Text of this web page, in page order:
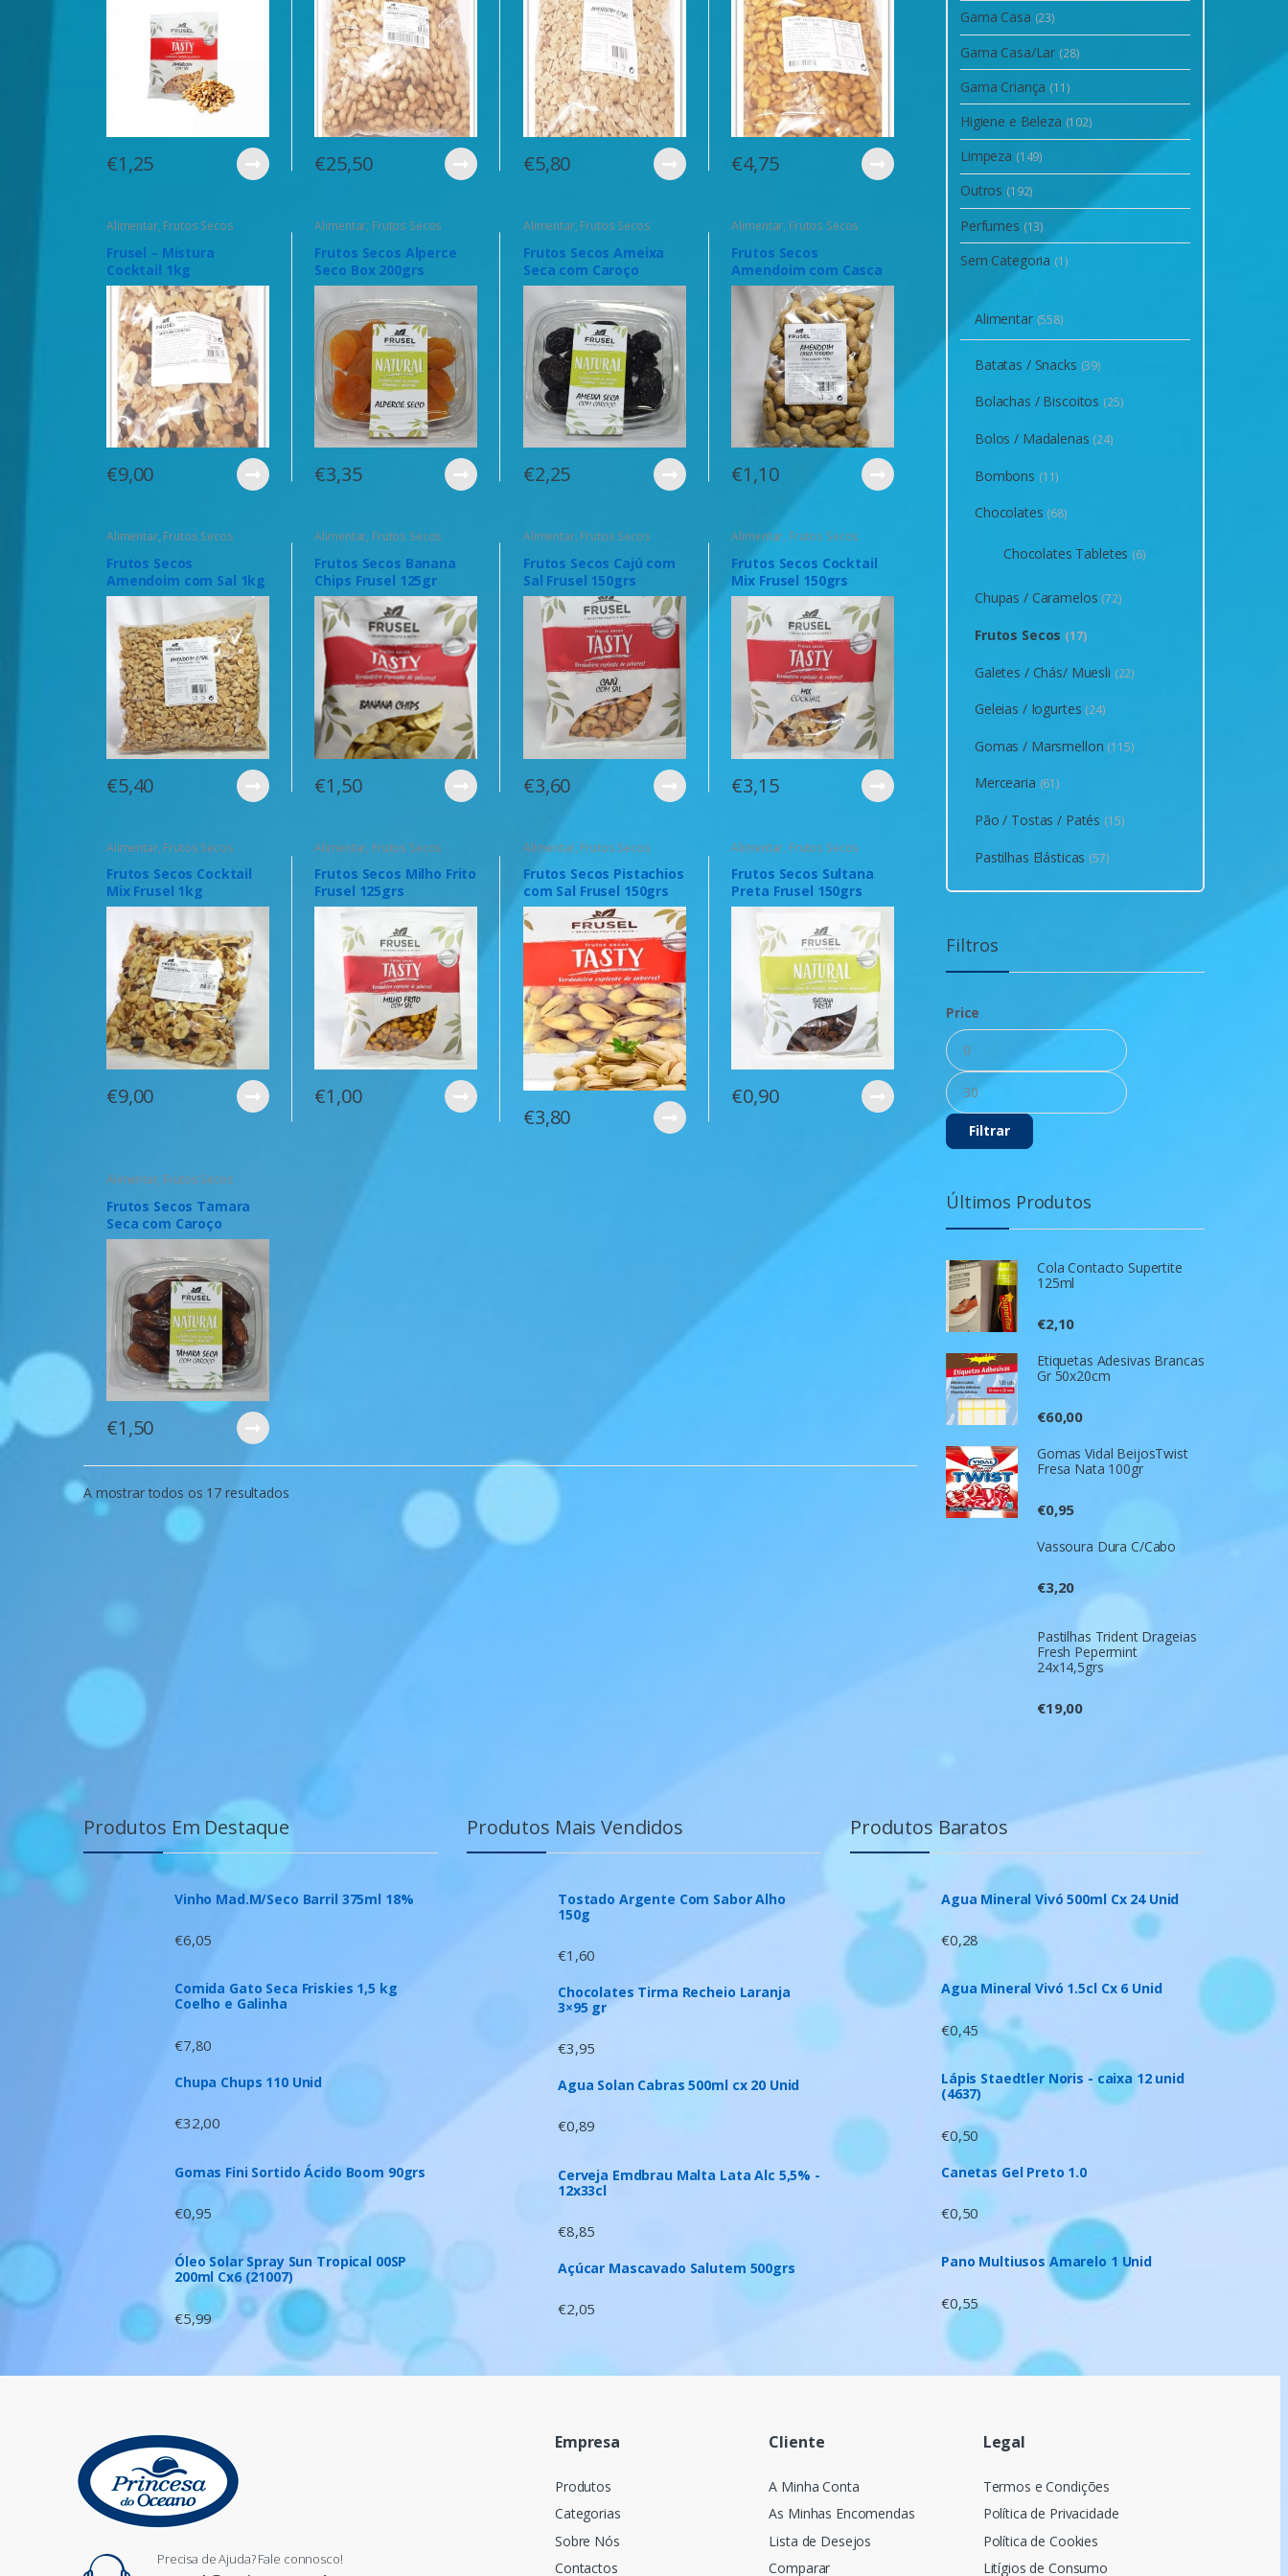
€1,25 €25,50 €5,80 €4,75
Alimentar, Frutos Secos
Frusel – Mistura
Cocktail 1kg
€9,00
Alimentar, Frutos Secos
Frutos Secos Alperce
Seco Box 200grs
€3,35
Alimentar, Frutos Secos
Frutos Secos Ameixa
Seca com Caroço
200grs
€2,25
Alimentar, Frutos Secos
Frutos Secos
Amendoim com Casca
180grs
€1,10
Alimentar, Frutos Secos
Frutos Secos
Amendoim com Sal 1kg
€5,40
Alimentar, Frutos Secos
Frutos Secos Banana
Chips Frusel 125gr
€1,50
Alimentar, Frutos Secos
Frutos Secos Cajú com
Sal Frusel 150grs
€3,60
Alimentar, Frutos Secos
Frutos Secos Cocktail
Mix Frusel 150grs
€3,15
Alimentar, Frutos Secos
Frutos Secos Cocktail
Mix Frusel 1kg
€9,00
Alimentar, Frutos Secos
Frutos Secos Milho Frito
Frusel 125grs
€1,00
Alimentar, Frutos Secos
Frutos Secos Pistachios
com Sal Frusel 150grs
€3,80
Alimentar, Frutos Secos
Frutos Secos Sultana
Preta Frusel 150grs
€0,90
Alimentar, Frutos Secos
Frutos Secos Tamara
Seca com Caroço
200grs
€1,50
A mostrar todos os 17 resultados
Gama Casa (23)
Gama Casa/Lar (28)
Gama Criança (11)
Higiene e Beleza (102)
Limpeza (149)
Outros (192)
Perfumes (13)
Sem Categoria (1)
Alimentar (558)
Batatas / Snacks (39)
Bolachas / Biscoitos (25)
Bolos / Madalenas (24)
Bombons (11)
Chocolates (68)
Chocolates Tabletes (6)
Chupas / Caramelos (72)
Frutos Secos (17)
Galetes / Chás/ Muesli (22)
Geleias / Iogurtes (24)
Gomas / Marsmellon (115)
Mercearia (61)
Pão / Tostas / Patés (15)
Pastilhas Elásticas (57)
Filtros
Price
Preço
mínimo
Preço
máximo
Filtrar
Últimos Produtos
Cola Contacto Supertite
125ml
€2,10
Etiquetas Adesivas Brancas
Gr 50x20cm
€60,00
Gomas Vidal BeijosTwist
Fresa Nata 100gr
€0,95
Vassoura Dura C/Cabo
€3,20
Pastilhas Trident Drageias
Fresh Pepermint
24x14,5grs
€19,00
Produtos Em Destaque
Vinho Mad.M/Seco Barril 375ml 18%
€6,05
Comida Gato Seca Friskies 1,5 kg
Coelho e Galinha
€7,80
Chupa Chups 110 Unid
€32,00
Gomas Fini Sortido Ácido Boom 90grs
€0,95
Óleo Solar Spray Sun Tropical 00SP
200ml Cx6 (21007)
€5,99
Produtos Mais Vendidos
Tostado Argente Com Sabor Alho
150g
€1,60
Chocolates Tirma Recheio Laranja
3×95 gr
€3,95
Agua Solan Cabras 500ml cx 20 Unid
€0,89
Cerveja Emdbrau Malta Lata Alc 5,5% -
12x33cl
€8,85
Açúcar Mascavado Salutem 500grs
€2,05
Produtos Baratos
Agua Mineral Vivó 500ml Cx 24 Unid
€0,28
Agua Mineral Vivó 1.5cl Cx 6 Unid
€0,45
Lápis Staedtler Noris - caixa 12 unid
(4637)
€0,50
Canetas Gel Preto 1.0
€0,50
Pano Multiusos Amarelo 1 Unid
€0,55
Precisa de Ajuda? Fale connosco!
Empresa
Produtos
Categorias
Sobre Nós
Contactos
Cliente
A Minha Conta
As Minhas Encomendas
Lista de Desejos
Comparar
Legal
Termos e Condições
Política de Privacidade
Política de Cookies
Litígios de Consumo